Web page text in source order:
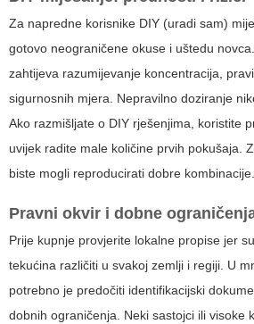
Za napredne korisnike DIY (uradi sam)
gotovo neograničene okuse i uštedu
zahtijeva razumijevanje koncentracija,
sigurnosnih mjera. Nepravilno doziranje
Ako razmišljate o DIY rješenjima, koristite
uvijek radite male količine prvih pokušaja.
biste mogli reproducirati dobre kombinacije.
Pravni okvir i dobne
Prije kupnje provjerite lokalne propise jer
tekućina različiti u svakoj zemlji i regiji. U
potrebno je predočiti identifikacijski
dobnih ograničenja. Neki sastojci ili visoke